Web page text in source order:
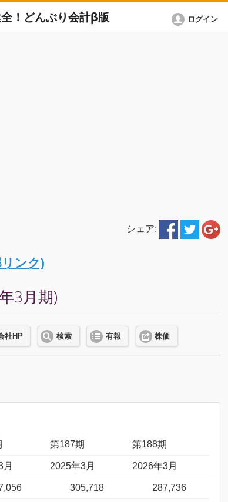
！どんぶり会計β版 ログイン
シェア:
ンク)
3月期)
社HP 検索 有報 株価
第187期 第188期
月 2025年3月 2026年3月
305,718 287,736